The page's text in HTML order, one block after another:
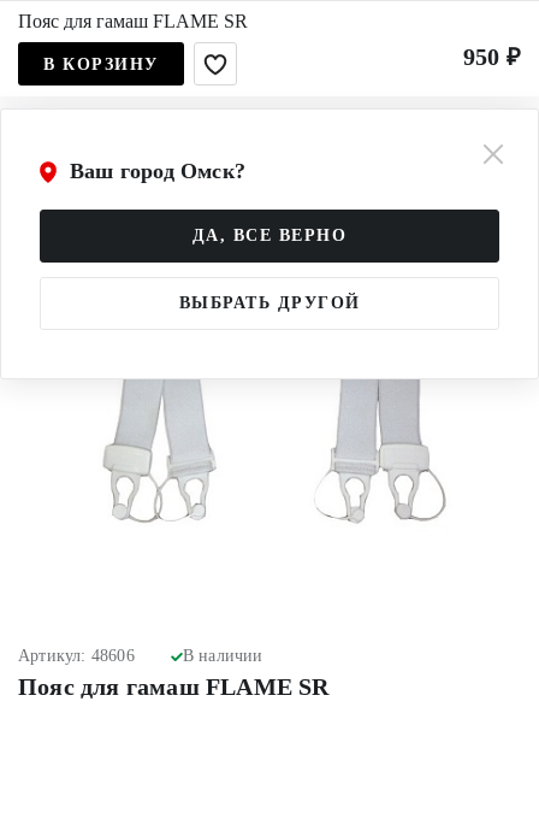
Ваш город Омск?
ДА, ВСЕ ВЕРНО
ВЫБРАТЬ ДРУГОЙ
Артикул: 48606 В наличии
Пояс для гамаш FLAME SR
Пояс для гамаш FLAME SR
950 ₽
В КОРЗИНУ